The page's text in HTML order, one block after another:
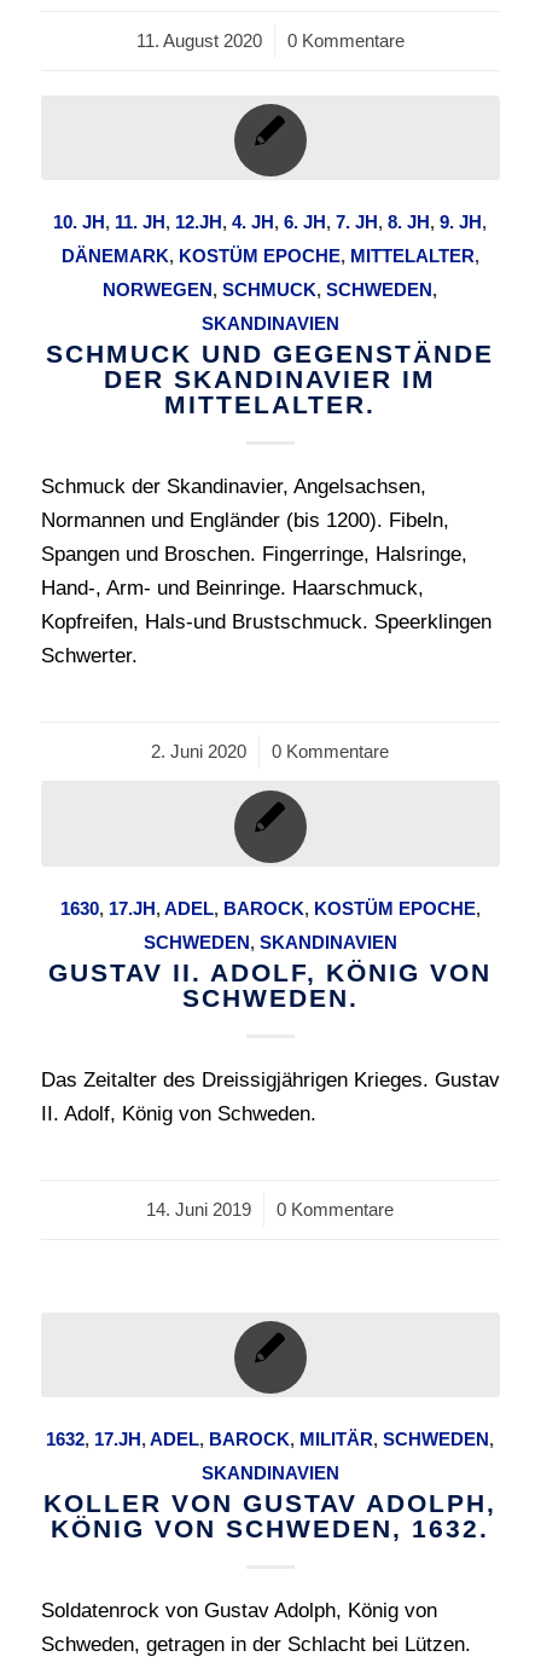
11. August 2020
/ 0 Kommentare
10. JH, 11. JH, 12.JH,4. JH,6. JH,7. JH,8. JH,9. JH,
DÄNEMARK, KOSTÜM EPOCHE, MITTELALTER,
NORWEGEN,SCHMUCK,SCHWEDEN,
SKANDINAVIEN
SCHMUCK UND GEGENSTÄNDE
DER SKANDINAVIER IM
MITTELALTER.
Schmuck der Skandinavier, Angelsachsen,
Normannen und Engländer (bis 1200). Fibeln,
Spangen und Broschen. Fingerringe, Halsringe,
Hand-, Arm- und Beinringe. Haarschmuck,
Kopfreifen, Hals-und Brustschmuck. Speerklingen
Schwerter.
2. Juni 2020
/ 0 Kommentare
1630, 17.JH,ADEL, BAROCK, KOSTÜM EPOCHE,
SCHWEDEN, SKANDINAVIEN
GUSTAV II. ADOLF, KÖNIG VON
SCHWEDEN.
Das Zeitalter des Dreissigjährigen Krieges. Gustav
II. Adolf, König von Schweden.
14. Juni 2019
/ 0 Kommentare
1632, 17.JH,ADEL, BAROCK, MILITÄR,SCHWEDEN,
SKANDINAVIEN
KOLLER VON GUSTAV ADOLPH,
KÖNIG VON SCHWEDEN, 1632.
Soldatenrock von Gustav Adolph, König von
Schweden, getragen in der Schlacht bei Lützen.